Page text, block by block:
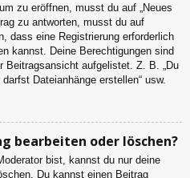
zu eröffnen, musst du auf „Neues
zu antworten, musst du auf
dass eine Registrierung erforderlich
kannst. Deine Berechtigungen sind
Beitragsansicht aufgelistet. Z. B. „Du
Dateianhänge erstellen“ usw.
bearbeiten oder löschen?
bist, kannst du nur deine
Du kannst einen Beitrag